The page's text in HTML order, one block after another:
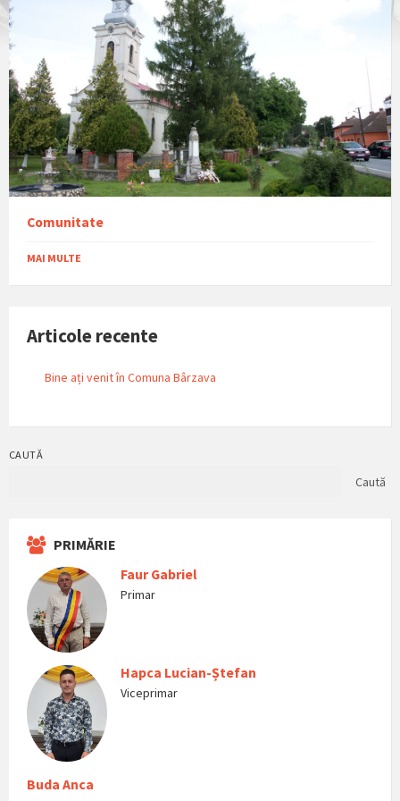
Comunitate
MAI MULTE
Articole recente
Bine ați venit în Comuna Bârzava
CAUTĂ
Caută
PRIMĂRIE
Faur Gabriel
Primar
Hapca Lucian-Ștefan
Viceprimar
Buda Anca